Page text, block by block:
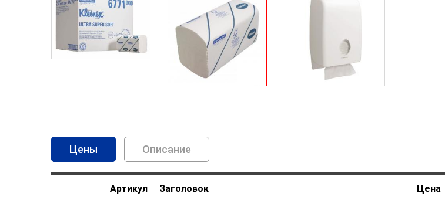
(активная вкладка)
Описание
Артикул Заголовок Цена